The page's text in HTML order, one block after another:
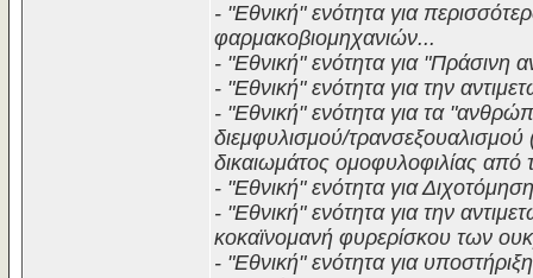
- "Εθνική" ενότητα για
φαρμακοβιομηχανιών...
- "Εθνική" ενότητα για "Πράσινη
- "Εθνική" ενότητα για την
- "Εθνική" ενότητα για τα
διεμφυλισμού/
δικαιωμάτος ομοφυλοφιλίας
- "Εθνική" ενότητα για
- "Εθνική" ενότητα για την
κοκαϊνομανή φυρερίσκου των
- "Εθνική" ενότητα για